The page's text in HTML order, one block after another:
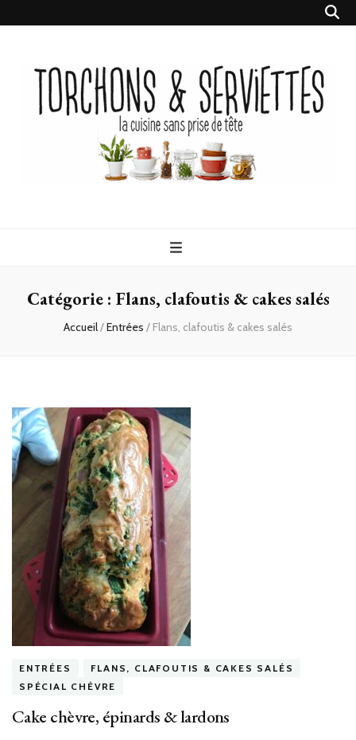
Serviettes
Catégorie : Flans, clafoutis & cakes salés
Accueil/Entrées / Flans, clafoutis & cakes salés
ENTRÉES
FLANS, CLAFOUTIS & CAKES SALÉS
SPÉCIAL CHÈVRE
Cake chèvre, épinards & lardons